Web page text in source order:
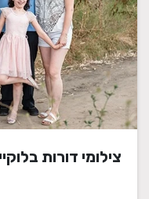
צילומי דורות